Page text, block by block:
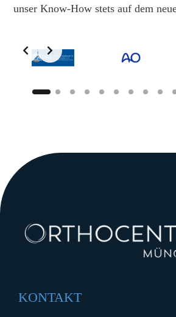
unser Know-How stets auf dem
KONTAKT